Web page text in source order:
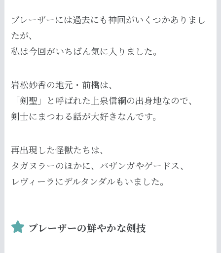
ブレーザーには過去にも神回がいくつかありまし
たが、
私は今回がいちばん気に入りました。
岩松妙香の地元・前橋は、
「剣聖」と呼ばれた上泉信綱の出身地なので、
剣士にまつわる話が大好きなんです。
再出現した怪獣たちは、
タガヌラーのほかに、バザンガやゲードス、
レヴィーラにデルタンダルもいました。
ブレーザーの鮮やかな剣技